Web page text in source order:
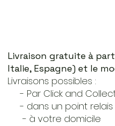
Livraison gratuite à
Italie, Espagne) et le
Livraisons possibles :
- Par Click and
- dans un point relais
- à votre domicile